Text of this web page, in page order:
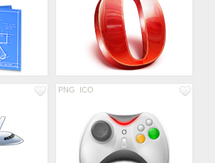
PNG ICO